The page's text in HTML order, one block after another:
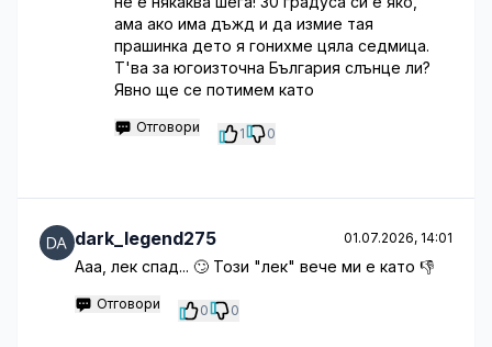
ама ако има дъжд и да измие тая
прашинка дето я гонихме цяла седмица.
Т'ва за югоизточна България слънце ли?
Явно ще се потимем като
Отговори 1 0
dark_legend275 01.07.2026, 14:01
Ааа, лек спад... 🙄 Този "лек" вече ми е като 👎
Отговори 0 0